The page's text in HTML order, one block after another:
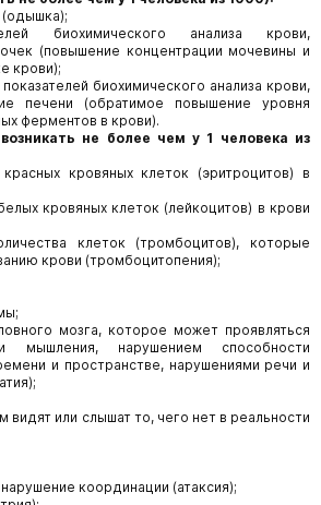
(одышка);
биохимического анализа крови,
(повышение концентрации мочевины и
крови);
биохимического анализа крови,
печени (обратимое повышение уровня
ферментов в крови).
не более чем у 1 человека из
кровяных клеток (эритроцитов) в
кровяных клеток (лейкоцитов) в крови
клеток (тромбоцитов), которые
крови (тромбоцитопения);
мозга, которое может проявляться
мышления, нарушением способности
и пространстве, нарушениями речи и
видят или слышат то, чего нет в реальности
координации (атаксия);